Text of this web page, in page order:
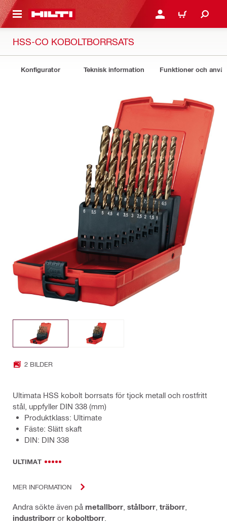
GÅ TILL HUVUDSIDAN LOGGA IN ELLER
VARUKORG
HSS-CO KOBOLTBORRSATS
Konfigurator Teknisk information Funktioner och
2 BILDER
Ultimata HSS kobolt borrsats för tjock metall och rostfritt
stål, uppfyller DIN 338 (mm)
Produktklass: Ultimate
Fäste: Slätt skaft
DIN: DIN 338
ULTIMAT
MER INFORMATION
Andra sökte även på metallborr stålborr träborr
industriborr or koboltborr